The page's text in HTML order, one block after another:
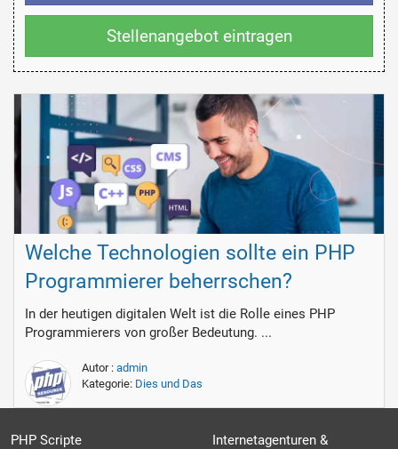
Stellenangebot eintragen
Welche Technologien sollte ein PHP
Programmierer beherrschen?
In der heutigen digitalen Welt ist die Rolle eines PHP
Programmierers von großer Bedeutung. ...
Autor : admin
Kategorie: Dies und Das
PHP Scripte
Internetagenturen &